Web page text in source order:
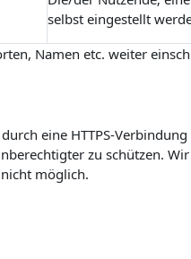
selbst eingestellt
Namen etc. weiter
eine HTTPS-
zu schützen.
möglich.